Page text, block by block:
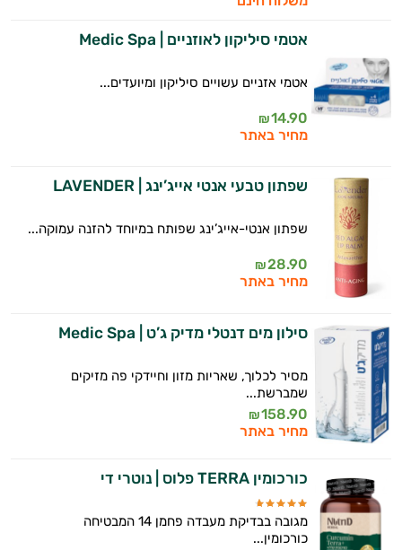
אטמי סיליקון לאוזניים | Medic Spa
אטמי אזניים עשויים סיליקון ומיועדים...
14.90
₪
מחיר באתר
שפתון טבעי אנטי אייג’ינג | LAVENDER
שפתון אנטי-אייג’ינג שפותח במיוחד להזנה עמוקה...
28.90
₪
מחיר באתר
סילון מים דנטלי מדיק ג’ט | Medic Spa
מסיר לכלוך, שאריות מזון וחיידקי פה מזיקים
שמברשת...
158.90
₪
מחיר באתר
כורכומין TERRA פלוס | נוטרי די
מגובה בבדיקת מעבדה פחמן 14 המבטיחה
כורכומין...
אני כאן כדי לעזור לך להתאים את תוספי
ולמצב הגופני שלך, ולהסביר לך אילו רכיבים
עובדים יחד כדי למקסם תוצאות גם בחיי היום
יום וגם בתחום הכושר והספורט.
המטרה שלי היא להתאים עבורך המלצות
אישיות מבוססות מדעית.
זה הזמן להתחיל. איך אוכל לעזור?